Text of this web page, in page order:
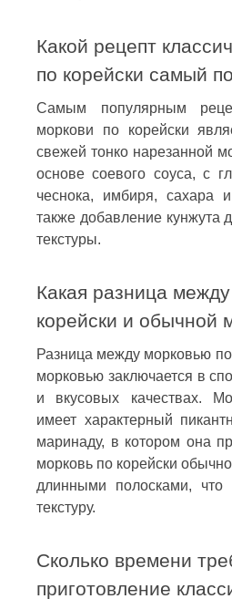
Какой рецепт
по корейски самый
Самым популярным
моркови по корейски
свежей тонко нарезанной
основе соевого соуса, с
чеснока, имбиря, сахара
также добавление кунжута
текстуры.
Какая разница
корейски и обычной
Разница между морковью
морковью заключается в
и вкусовых качествах.
имеет характерный
маринаду, в котором она
морковь по корейски
длинными полосками, что
текстуру.
Сколько времени
приготовление